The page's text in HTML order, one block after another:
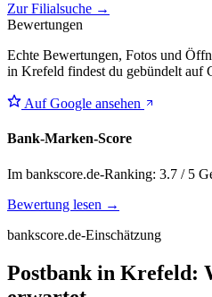
Zur Filialsuche →
Bewertungen
Echte Bewertungen, Fotos und
in Krefeld findest du gebündelt auf
Auf Google ansehen
Bank-Marken-Score
Im bankscore.de-Ranking: 3.7 / 5
Bewertung lesen →
bankscore.de-Einschätzung
Postbank in Krefeld: